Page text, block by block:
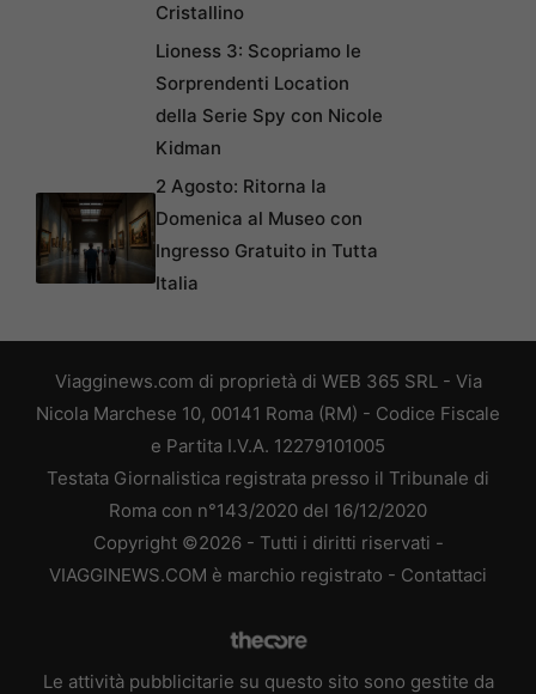
Cristallino
Lioness 3: Scopriamo le
Sorprendenti Location
della Serie Spy con Nicole
Kidman
2 Agosto: Ritorna la
Domenica al Museo con
Ingresso Gratuito in Tutta
Italia
Viagginews.com di proprietà di WEB 365 SRL - Via
Nicola Marchese 10, 00141 Roma (RM) - Codice Fiscale
e Partita I.V.A. 12279101005
Testata Giornalistica registrata presso il Tribunale di
Roma con n°143/2020 del 16/12/2020
Copyright ©2026 - Tutti i diritti riservati -
VIAGGINEWS.COM è marchio registrato - Contattaci
Le attività pubblicitarie su questo sito sono gestite da